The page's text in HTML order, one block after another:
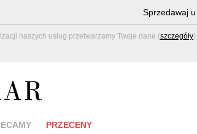
naszych usług przetwarzamy Twoje dane (szczegóły)
Sprzedawaj
PRZECENY